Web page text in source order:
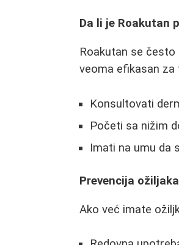
Da li je Roakutan
Roakutan se
veoma efikasan
Konsultovati
Početi sa nižim
Imati na umu da
Prevencija
Ako već imate